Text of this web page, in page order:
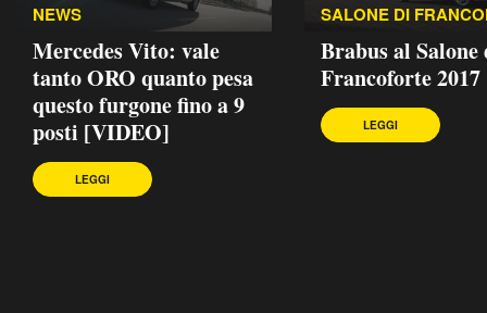
NEWS
Mercedes Vito: vale
tanto ORO quanto pesa
questo furgone fino a 9
posti [VIDEO]
LEGGI
SALONE DI
Brabus al Salone
Francoforte 2017
LEGGI